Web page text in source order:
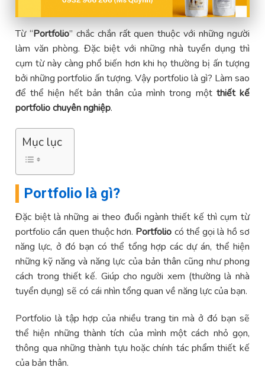
Từ “Portfolio” chắc chắn rất quen thuộc với những người
làm văn phòng. Đặc biệt với những nhà tuyển dụng thì
cụm từ này càng phổ biến hơn khi họ thường bị ấn tượng
bởi những portfolio ấn tượng. Vậy portfolio là gì? Làm sao
để thể hiện hết bản thân của mình trong một thiết kế
portfolio chuyên nghiệp.
Mục lục
Portfolio là gì?
Đặc biệt là những ai theo đuổi ngành thiết kế thì cụm từ
portfolio cần quen thuộc hơn. Portfolio có thể gọi là hồ sơ
năng lực, ở đó bạn có thể tổng hợp các dự án, thể hiện
những kỹ năng và năng lực của bản thân cũng như phong
cách trong thiết kế. Giúp cho người xem (thường là nhà
tuyển dụng) sẽ có cái nhìn tổng quan về năng lực của bạn.
Portfolio là tập hợp của nhiều trang tin mà ở đó bạn sẽ
thể hiện những thành tích của mình một cách nhỏ gọn,
thông qua những thành tựu hoặc chính tác phẩm thiết kế
của bản thân.